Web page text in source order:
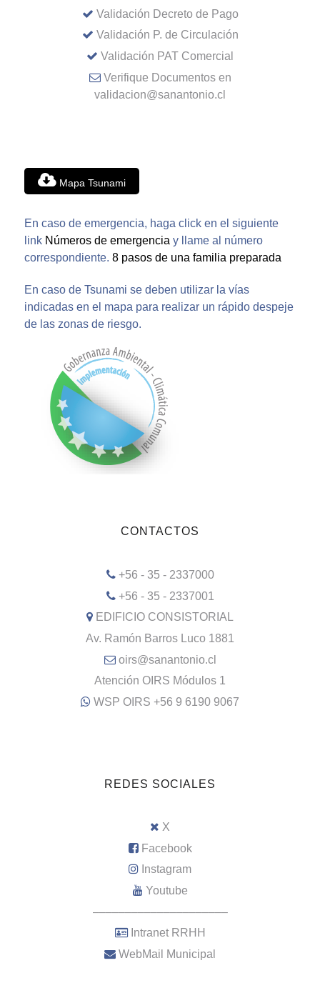
Validación Decreto de Pago
Validación P. de Circulación
Validación PAT Comercial
Verifique Documentos en
validacion@sanantonio.cl
Mapa Tsunami
En caso de emergencia, haga click en el siguiente
link Números de emergencia y llame al número
correspondiente. 8 pasos de una familia preparada
En caso de Tsunami se deben utilizar la vías
indicadas en el mapa para realizar un rápido despeje
de las zonas de riesgo.
CONTACTOS
+56 - 35 - 2337000
+56 - 35 - 2337001
EDIFICIO CONSISTORIAL
Av. Ramón Barros Luco 1881
oirs@sanantonio.cl
Atención OIRS Módulos 1
WSP OIRS +56 9 6190 9067
REDES SOCIALES
X
Facebook
Instagram
Youtube
–––––––––––––––––––––
Intranet RRHH
WebMail Municipal